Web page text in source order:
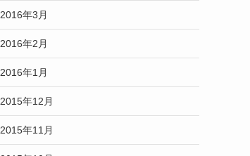
2016年3月
2016年2月
2016年1月
2015年12月
2015年11月